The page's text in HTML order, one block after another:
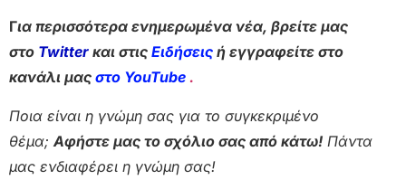
Για περισσότερα ενημερωμένα νέα, βρείτε μας
στο Twitter και στις Ειδήσεις ή εγγραφείτε στο
κανάλι μας στο YouTube .
Ποια είναι η γνώμη σας για το συγκεκριμένο
θέμα; Αφήστε μας το σχόλιο σας από κάτω! Πάντα
μας ενδιαφέρει η γνώμη σας!